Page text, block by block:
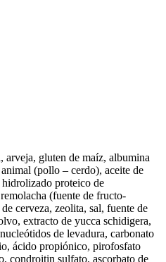
arveja, gluten de maíz, albumina
(pollo – cerdo), aceite de
proteico de
(fuente de fructo-
cerveza, zeolita, sal, fuente de
extracto de yucca schidigera,
de levadura, carbonato
ácido propiónico, pirofosfato
condroitin sulfato, ascorbato de